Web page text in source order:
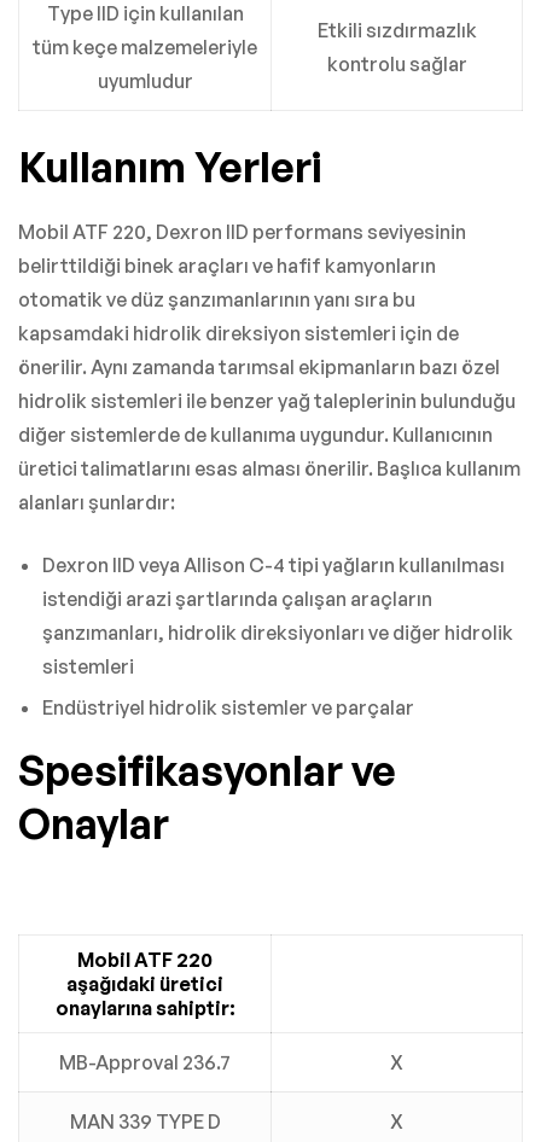
Type IID için kullanılan
tüm keçe malzemeleriyle
uyumludur
Etkili sızdırmazlık
kontrolu sağlar
Kullanım Yerleri
Mobil ATF 220, Dexron IID performans seviyesinin
belirttildiği binek araçları ve hafif kamyonların
otomatik ve düz şanzımanlarının yanı sıra bu
kapsamdaki hidrolik direksiyon sistemleri için de
önerilir. Aynı zamanda tarımsal ekipmanların bazı özel
hidrolik sistemleri ile benzer yağ taleplerinin bulunduğu
diğer sistemlerde de kullanıma uygundur. Kullanıcının
üretici talimatlarını esas alması önerilir. Başlıca kullanım
alanları şunlardır:
Dexron IID veya Allison C-4 tipi yağların kullanılması
istendiği arazi şartlarında çalışan araçların
şanzımanları, hidrolik direksiyonları ve diğer hidrolik
sistemleri
Endüstriyel hidrolik sistemler ve parçalar
Spesifikasyonlar ve
Onaylar
Mobil ATF 220
aşağıdaki üretici
onaylarına sahiptir:
MB-Approval 236.7 X
MAN 339 TYPE D X